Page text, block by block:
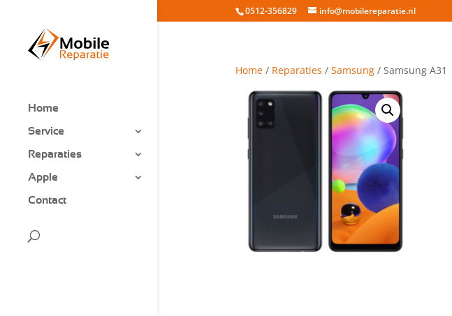
0512-356829 info@mobilereparatie.nl
Home
Service
Reparaties
Apple
Contact
Home/ Reparaties / Samsung/ Samsung A31